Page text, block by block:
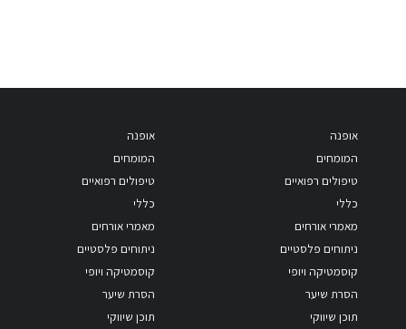
אופנה
המומחים
טיפולים רפואיים
כללי
מאמרי אורחים
ניתוחים פלסטיים
קוסמטיקה ויופי
הסרת שיער
תוכן שיווקי
אופנה
המומחים
טיפולים רפואיים
כללי
מאמרי אורחים
ניתוחים פלסטיים
קוסמטיקה ויופי
הסרת שיער
תוכן שיווקי